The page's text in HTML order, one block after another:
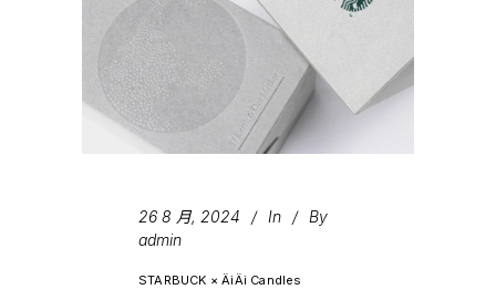
26 8 月, 2024 In
By
admin
STARBUCK × ÄiÄi Candles